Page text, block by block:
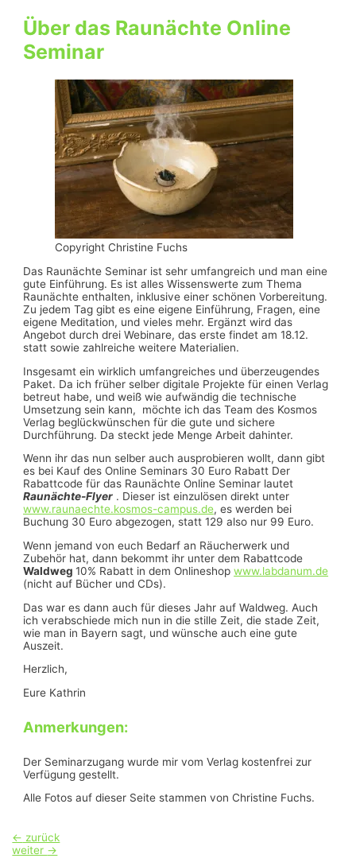
Über das Raunächte Online
Seminar
Copyright Christine Fuchs
Das Raunächte Seminar ist sehr umfangreich und man eine
gute Einführung. Es ist alles Wissenswerte zum Thema
Raunächte enthalten, inklusive einer schönen Vorbereitung.
Zu jedem Tag gibt es eine eigene Einführung, Fragen, eine
eigene Meditation, und vieles mehr. Ergänzt wird das
Angebot durch drei Webinare, das erste findet am 18.12.
statt sowie zahlreiche weitere Materialien.
Insgesamt ein wirklich umfangreiches und überzeugendes
Paket. Da ich früher selber digitale Projekte für einen Verlag
betreut habe, und weiß wie aufwändig die technische
Umsetzung sein kann, möchte ich das Team des Kosmos
Verlag beglückwünschen für die gute und sichere
Durchführung. Da steckt jede Menge Arbeit dahinter.
Wenn ihr das nun selber auch ausprobieren wollt, dann gibt
es bei Kauf des Online Seminars 30 Euro Rabatt Der
Rabattcode für das Raunächte Online Seminar lautet
Raunächte-Flyer . Dieser ist einzulösen direkt unter
www.raunaechte.kosmos-campus.de, es werden bei
Buchung 30 Euro abgezogen, statt 129 also nur 99 Euro.
Wenn jemand von euch Bedarf an Räucherwerk und
Zubehör hat, dann bekommt ihr unter dem Rabattcode
Waldweg10% Rabatt in dem Onlineshopwww.labdanum.de
(nicht auf Bücher und CDs).
Das war es dann auch für dieses Jahr auf Waldweg. Auch
ich verabschiede mich nun in die stille Zeit, die stade Zeit,
wie man in Bayern sagt, und wünsche auch eine gute
Auszeit.
Herzlich,
Eure Kathrin
Anmerkungen:
Der Seminarzugang wurde mir vom Verlag kostenfrei zur
Verfügung gestellt.
Alle Fotos auf dieser Seite stammen von Christine Fuchs.
Beitragsnavigation
← zurück
weiter →